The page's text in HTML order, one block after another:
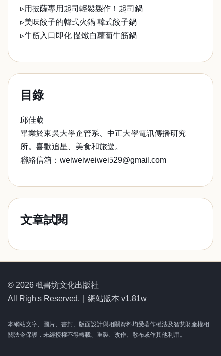
▹用披薩專用起司輕鬆製作！起司鍋
▹美味餃子的韓式火鍋 韓式餃子鍋
▹牛筋入口即化 慢燉白蘿蔔牛筋鍋
目錄
邱佳葳
畢業於東吳大學企管系、中正大學電訊傳播研究
所。喜歡追星、美食和旅遊。
聯絡信箱：weiweiweiwei529@gmail.com
文章試閱
© 2026 楓書坊文化出版社
All Rights Reserved.｜網站版本 v1.81w
本網站文字、圖片、書封、版面設計與相關資料均受著作權法及智慧財產權相
關法令保護，未經授權不得轉載、重製、改作、散布或作其他利用。